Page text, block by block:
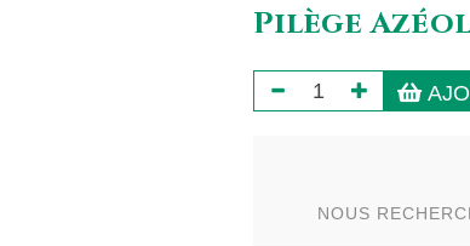
Pilège Azéol
NOUS